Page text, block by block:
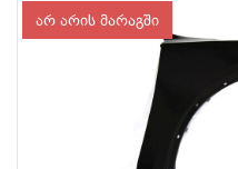
არ არის მარაგში